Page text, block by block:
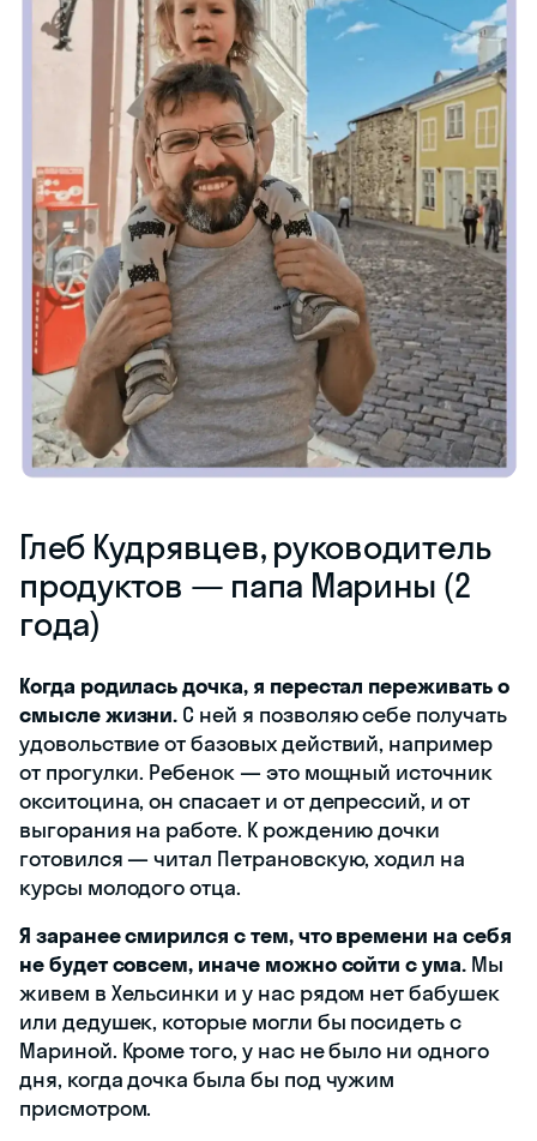
Глеб Кудрявцев, руководитель
продуктов — папа Марины (2
года)
Когда родилась дочка, я перестал переживать о
смысле жизни. С ней я позволяю себе получать
удовольствие от базовых действий, например
от прогулки. Ребенок — это мощный источник
окситоцина, он спасает и от депрессий, и от
выгорания на работе. К рождению дочки
готовился — читал Петрановскую, ходил на
курсы молодого отца.
Я заранее смирился с тем, что времени на себя
не будет совсем, иначе можно сойти с ума.Мы
живем в Хельсинки и у нас рядом нет бабушек
или дедушек, которые могли бы посидеть с
Мариной. Кроме того, у нас не было ни одного
дня, когда дочка была бы под чужим
присмотром.